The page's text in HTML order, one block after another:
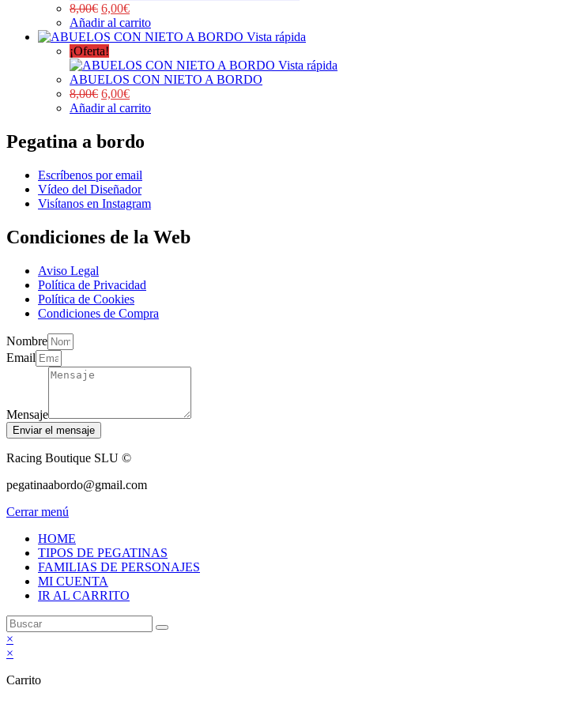
8,00€ 6,00€
Añadir al carrito
Vista rápida
¡Oferta!
Vista rápida
ABUELOS CON NIETO A BORDO
8,00€ 6,00€
Añadir al carrito
Pegatina a bordo
Escríbenos por email
Vídeo del Diseñador
Visítanos en Instagram
Condiciones de la Web
Aviso Legal
Política de Privacidad
Política de Cookies
Condiciones de Compra
Nombre
Email
Mensaje
Enviar el mensaje
Racing Boutique SLU ©
pegatinaabordo@gmail.com
Cerrar menú
HOME
TIPOS DE PEGATINAS
FAMILIAS DE PERSONAJES
MI CUENTA
IR AL CARRITO
×
×
Carrito